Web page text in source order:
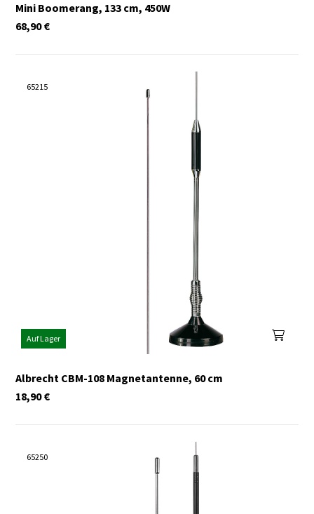
Mini Boomerang, 133 cm, 450W
€
68,90
65215
Auf Lager
Albrecht CBM-108 Magnetantenne, 60 cm
€
18,90
65250